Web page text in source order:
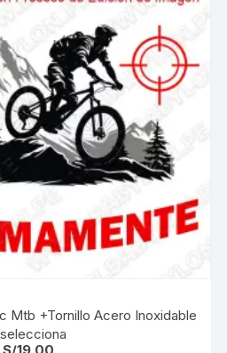
Mtb +Tornillo Acero Inoxidable
S/19.00